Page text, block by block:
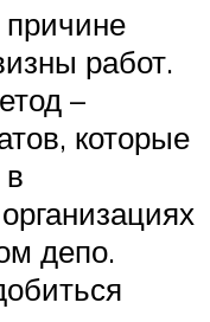
работ.
–
которые
депо.